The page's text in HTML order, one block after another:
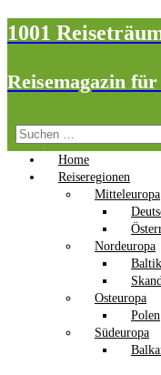
1001
Reisemagazin
Suchen
nach:
Home
Reiseregionen
Mitteleuropa
Nordeuropa
Osteuropa
Polen
Südeuropa